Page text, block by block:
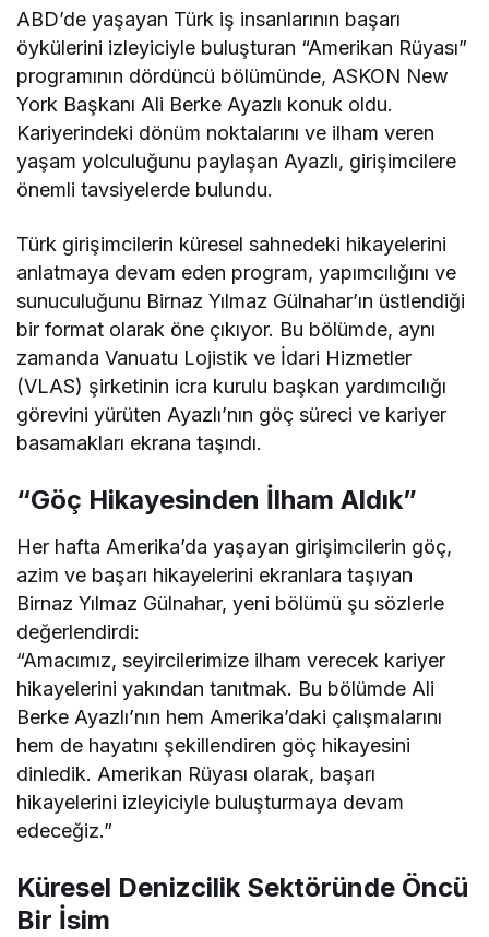
ABD’de yaşayan Türk iş insanlarının başarı
öykülerini izleyiciyle buluşturan “Amerikan Rüyası”
programının dördüncü bölümünde, ASKON New
York Başkanı Ali Berke Ayazlı konuk oldu.
Kariyerindeki dönüm noktalarını ve ilham veren
yaşam yolculuğunu paylaşan Ayazlı, girişimcilere
önemli tavsiyelerde bulundu.
Türk girişimcilerin küresel sahnedeki hikayelerini
anlatmaya devam eden program, yapımcılığını ve
sunuculuğunu Birnaz Yılmaz Gülnahar’ın üstlendiği
bir format olarak öne çıkıyor. Bu bölümde, aynı
zamanda Vanuatu Lojistik ve İdari Hizmetler
(VLAS) şirketinin icra kurulu başkan yardımcılığı
görevini yürüten Ayazlı’nın göç süreci ve kariyer
basamakları ekrana taşındı.
“Göç Hikayesinden İlham Aldık”
Her hafta Amerika’da yaşayan girişimcilerin göç,
azim ve başarı hikayelerini ekranlara taşıyan
Birnaz Yılmaz Gülnahar, yeni bölümü şu sözlerle
değerlendirdi:
“Amacımız, seyircilerimize ilham verecek kariyer
hikayelerini yakından tanıtmak. Bu bölümde Ali
Berke Ayazlı’nın hem Amerika’daki çalışmalarını
hem de hayatını şekillendiren göç hikayesini
dinledik. Amerikan Rüyası olarak, başarı
hikayelerini izleyiciyle buluşturmaya devam
edeceğiz.”
Küresel Denizcilik Sektöründe Öncü
Bir İsim